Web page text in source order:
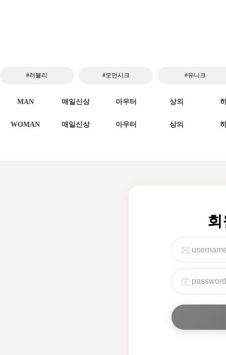
#러블리 #모던시크 #유니크
MAN 매일신상 아우터 상의
WOMAN 매일신상 아우터 상의